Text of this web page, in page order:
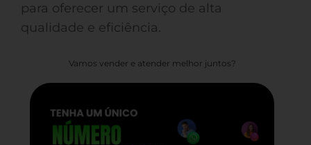
para oferecer um serviço de alta
qualidade e eficiência.
Vamos vender e atender melhor juntos?